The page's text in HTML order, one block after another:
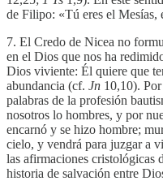
de Filipo: «Tú eres el
7. El Credo de Nicea no
en el Dios que nos ha
Dios viviente: Él quiere que
abundancia (cf. Jn 10,10).
palabras de la profesión
nosotros lo hombres, y por
encarnó y se hizo hombre;
cielo, y vendrá para juzgar a
las afirmaciones cristológicas
historia de salvación entre